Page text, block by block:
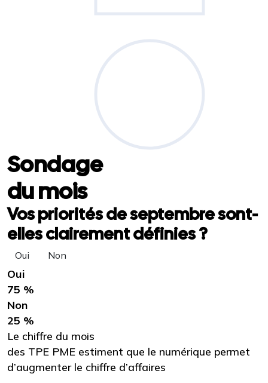
Sondage
du mois
Vos priorités de septembre sont-
elles clairement définies ?
Oui Non
Oui
75 %
Non
25 %
Le chiffre du mois
des TPE PME estiment que le numérique permet
d’augmenter le chiffre d’affaires